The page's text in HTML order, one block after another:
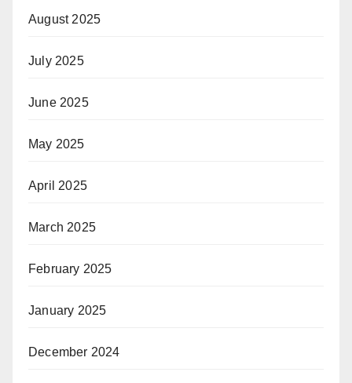
August 2025
July 2025
June 2025
May 2025
April 2025
March 2025
February 2025
January 2025
December 2024